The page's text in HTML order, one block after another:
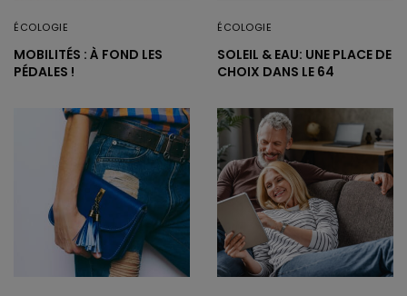
ÉCOLOGIE
MOBILITÉS : À FOND LES
PÉDALES !
ÉCOLOGIE
SOLEIL & EAU: UNE PLACE DE
CHOIX DANS LE 64